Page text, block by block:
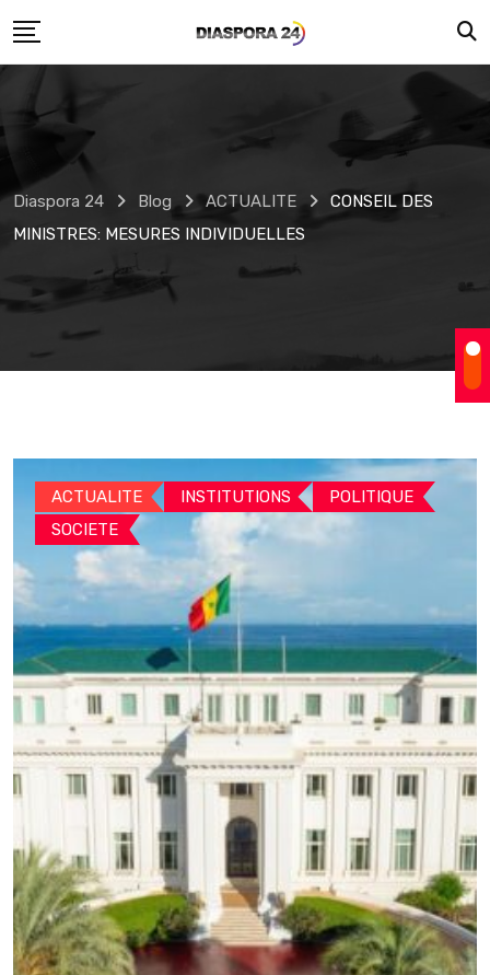
to
Diaspora 24 Blog ACTUALITE
CONSEIL DES
MINISTRES: MESURES INDIVIDUELLES
ACTUALITE INSTITUTIONS
POLITIQUE
SOCIETE